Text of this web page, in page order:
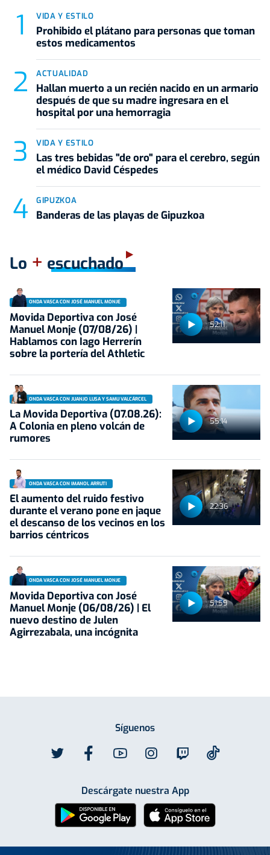
VIDA Y ESTILO
Prohibido el plátano para personas que toman
estos medicamentos
ACTUALIDAD
Hallan muerto a un recién nacido en un armario
después de que su madre ingresara en el
hospital por una hemorragia
VIDA Y ESTILO
Las tres bebidas "de oro" para el cerebro, según
el médico David Céspedes
GIPUZKOA
Banderas de las playas de Gipuzkoa
Lo + escuchado
52:11
ONDA VASCA CON JOSÉ MANUEL MONJE
Movida Deportiva con José
Manuel Monje (07/08/26) |
Hablamos con Iago Herrerín
sobre la portería del Athletic
55:14
ONDA VASCA CON JUANJO LUSA Y SAMU VALCÁRCEL
La Movida Deportiva (07.08.26):
A Colonia en pleno volcán de
rumores
22:36
ONDA VASCA CON IMANOL ARRUTI
El aumento del ruido festivo
durante el verano pone en jaque
el descanso de los vecinos en los
barrios céntricos
51:59
ONDA VASCA CON JOSÉ MANUEL MONJE
Movida Deportiva con José
Manuel Monje (06/08/26) | El
nuevo destino de Julen
Agirrezabala, una incógnita
Síguenos
Descárgate nuestra App